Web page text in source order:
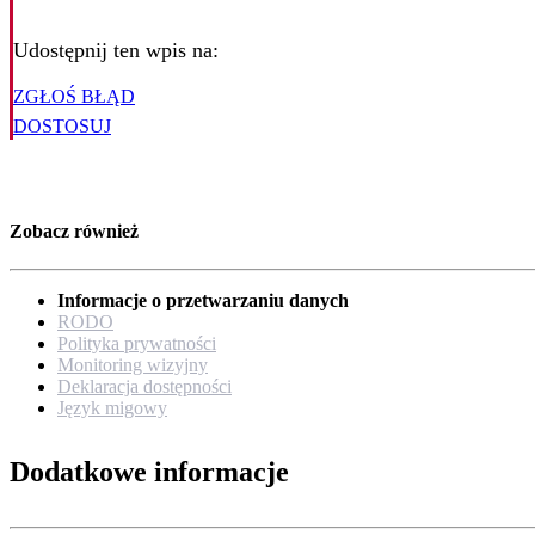
Udostępnij ten wpis na:
ZGŁOŚ BŁĄD
DOSTOSUJ
Zobacz również
Informacje o przetwarzaniu danych
RODO
Polityka prywatności
Monitoring wizyjny
Deklaracja dostępności
Język migowy
Dodatkowe informacje